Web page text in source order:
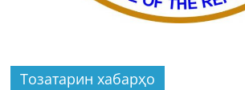
Тозатарин хабарҳо